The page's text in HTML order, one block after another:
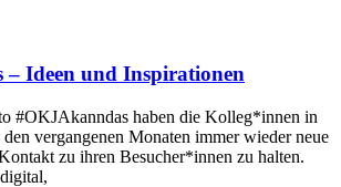
Ideen und Inspirationen
#OKJAkanndas haben die Kolleg*innen in
vergangenen Monaten immer wieder neue
zu ihren Besucher*innen zu halten.